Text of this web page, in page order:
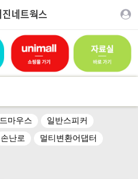
마우스
일반스피커
손난로
멀티변환어댑터